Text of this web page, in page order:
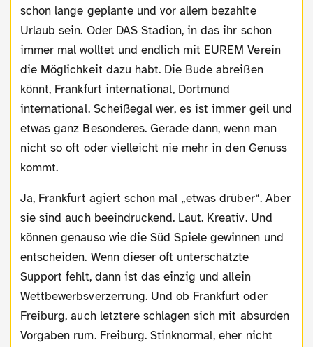
schon lange geplante und vor allem bezahlte
Urlaub sein. Oder DAS Stadion, in das ihr schon
immer mal wolltet und endlich mit EUREM Verein
die Möglichkeit dazu habt. Die Bude abreißen
könnt, Frankfurt international, Dortmund
international. Scheißegal wer, es ist immer geil und
etwas ganz Besonderes. Gerade dann, wenn man
nicht so oft oder vielleicht nie mehr in den Genuss
kommt.
Ja, Frankfurt agiert schon mal „etwas drüber“. Aber
sie sind auch beeindruckend. Laut. Kreativ. Und
können genauso wie die Süd Spiele gewinnen und
entscheiden. Wenn dieser oft unterschätzte
Support fehlt, dann ist das einzig und allein
Wettbewerbsverzerrung. Und ob Frankfurt oder
Freiburg, auch letztere schlagen sich mit absurden
Vorgaben rum. Freiburg. Stinknormal, eher nicht